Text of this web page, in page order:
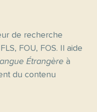
de recherche
FOU, FOS. Il aide
Étrangère à
du contenu